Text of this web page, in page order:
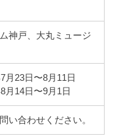
神戸、大丸ミュージ
月23日〜8月11日
月14日〜9月1日
い合わせください。